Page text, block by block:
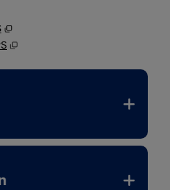
Eps, 254 kB, öppnas i nytt
Eps, 254.6 kB, öppnas i nytt
42.5 kB, öppnas i nytt fönster.